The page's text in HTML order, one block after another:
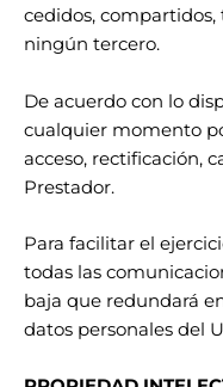
cedidos, compartidos,
ningún tercero.
De acuerdo con lo
cualquier momento
acceso, rectificación,
Prestador.
Para facilitar el
todas las
baja que redundará
datos personales del